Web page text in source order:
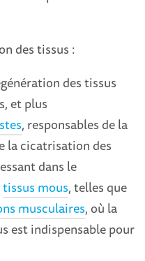
des tissus :
des tissus
et plus
, responsables de la
la cicatrisation des
dans le
tissus mous, telles que
musculaires, où la
est indispensable pour